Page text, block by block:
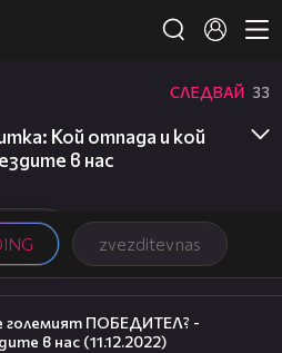
zvezditevnas
СЛЕДВАЙ 33
Кой отпада и кой
в нас
големият ПОБЕДИТЕЛ? -
в нас (11.12.2022)